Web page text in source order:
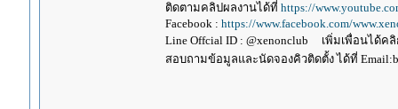
ติดตามคลิปผลงานได้ที่ https://
Facebook : https://www.facebook.com/
Line Offcial ID : @xenonclub เพิ่มเพื่อนได้ค
สอบถามข้อมูลและนัดจองคิวติดตั้ง ได้ที่